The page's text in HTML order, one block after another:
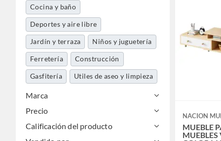
Cocina y baño
Deportes y aire libre
Jardín y terraza Niños y juguetería
Ferretería Construcción
Gasfitería Utiles de aseo y limpieza
Mundo bebé
Marca
Precio
Calificación del producto
NACION
MUEBLE
MUEBLES